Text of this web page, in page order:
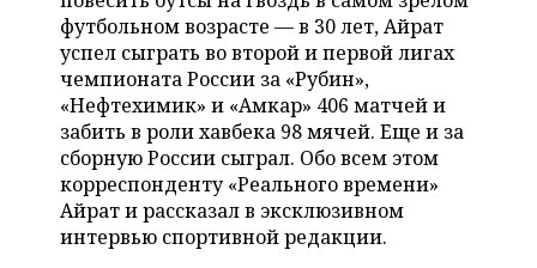
ТЕЛЕКОММУНИКАЦИИ
БИЗНЕС-БРАНЧИ
ONLINE-КОНФЕРЕНЦИИ
ОТКРЫТАЯ ЛЕКЦИЯ
ФУТБОЛ
ХОККЕЙ
БАСКЕТБОЛ
ВОЛЕЙБОЛ
КИБЕРСПОРТ
НОВОСТИ ОБЩЕСТВА
ВЛАСТЬ
ИНФРАСТРУКТУРА
ИСТОРИЯ
КУЛЬТУРА
ФОТОГАЛЕРЕЯ
СЮЖЕТЫ
СПРАВОЧНИК
СПИСОК ПЕРСОН
СПИСОК КОМПАНИЙ
ПОЛНАЯ ВЕРСИЯ
футбольном возрасте — в 30 лет, Айрат
успел сыграть во второй и первой лигах
чемпионата России за «Рубин»,
«Нефтехимик» и «Амкар» 406 матчей и
забить в роли хавбека 98 мячей. Еще и за
сборную России сыграл. Обо всем этом
корреспонденту «Реального времени»
Айрат и рассказал в эксклюзивном
интервью спортивной редакции.